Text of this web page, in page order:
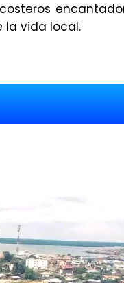
la vida local.